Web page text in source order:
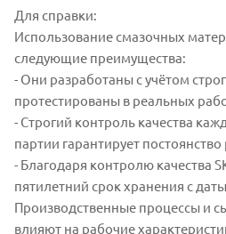
Для справки:
Использование смазочных
следующие преимущества:
- Они разработаны с учётом
протестированы в реальных
- Строгий контроль качества
партии гарантирует
- Благодаря контролю качества
пятилетний срок хранения с
Производственные процессы и
влияют на рабочие